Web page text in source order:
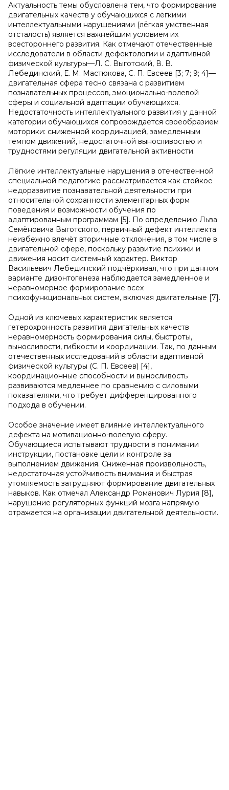
Актуальность темы обусловлена тем, что формирование
двигательных качеств у обучающихся с лёгкими
интеллектуальными нарушениями (лёгкая умственная
отсталость) является важнейшим условием их
всестороннего развития. Как отмечают отечественные
исследователи в области дефектологии и адаптивной
физической культуры—Л. С. Выготский, В. В.
Лебединский, Е. М. Мастюкова, С. П. Евсеев [3; 7; 9; 4]—
двигательная сфера тесно связана с развитием
познавательных процессов, эмоционально-волевой
сферы и социальной адаптации обучающихся.
Недостаточность интеллектуального развития у данной
категории обучающихся сопровождается своеобразием
моторики: сниженной координацией, замедленным
темпом движений, недостаточной выносливостью и
трудностями регуляции двигательной активности.
Лёгкие интеллектуальные нарушения в отечественной
специальной педагогике рассматривается как стойкое
недоразвитие познавательной деятельности при
относительной сохранности элементарных форм
поведения и возможности обучения по
адаптированным программам [5]. По определению Льва
Семёновича Выготского, первичный дефект интеллекта
неизбежно влечёт вторичные отклонения, в том числе в
двигательной сфере, поскольку развитие психики и
движения носит системный характер. Виктор
Васильевич Лебединский подчёркивал, что при данном
варианте дизонтогенеза наблюдается замедленное и
неравномерное формирование всех
психофункциональных систем, включая двигательные [7].
Одной из ключевых характеристик является
гетерохронность развития двигательных качеств
неравномерность формирования силы, быстроты,
выносливости, гибкости и координации. Так, по данным
отечественных исследований в области адаптивной
физической культуры (С. П. Евсеев) [4],
координационные способности и выносливость
развиваются медленнее по сравнению с силовыми
показателями, что требует дифференцированного
подхода в обучении.
Особое значение имеет влияние интеллектуального
дефекта на мотивационно-волевую сферу.
Обучающиеся испытывают трудности в понимании
инструкции, постановке цели и контроле за
выполнением движения. Сниженная произвольность,
недостаточная устойчивость внимания и быстрая
утомляемость затрудняют формирование двигательных
навыков. Как отмечал Александр Романович Лурия [8],
нарушение регуляторных функций мозга напрямую
отражается на организации двигательной деятельности.